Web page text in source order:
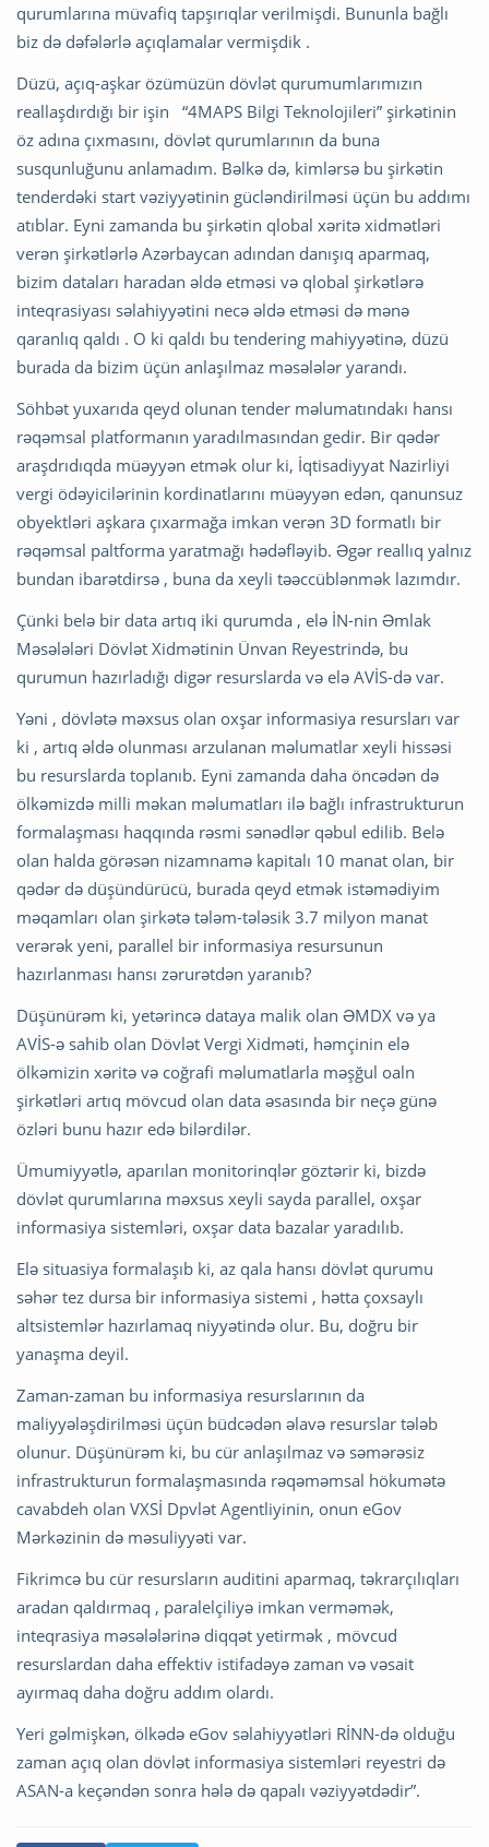
qurumlarına müvafiq tapşırıqlar verilmişdi. Bununla bağlı
biz də dəfələrlə açıqlamalar vermişdik .
Düzü, açıq-aşkar özümüzün dövlət qurumumlarımızın
reallaşdırdığı bir işin “4MAPS Bilgi Teknolojileri” şirkətinin
öz adına çıxmasını, dövlət qurumlarının da buna
susqunluğunu anlamadım. Bəlkə də, kimlərsə bu şirkətin
tenderdəki start vəziyyətinin gücləndirilməsi üçün bu addımı
atıblar. Eyni zamanda bu şirkətin qlobal xəritə xidmətləri
verən şirkətlərlə Azərbaycan adından danışıq aparmaq,
bizim dataları haradan əldə etməsi və qlobal şirkətlərə
inteqrasiyası səlahiyyətini necə əldə etməsi də mənə
qaranlıq qaldı . O ki qaldı bu tendering mahiyyətinə, düzü
burada da bizim üçün anlaşılmaz məsələlər yarandı.
Söhbət yuxarıda qeyd olunan tender məlumatındakı hansı
rəqəmsal platformanın yaradılmasından gedir. Bir qədər
araşdrıdıqda müəyyən etmək olur ki, İqtisadiyyat Nazirliyi
vergi ödəyicilərinin kordinatlarını müəyyən edən, qanunsuz
obyektləri aşkara çıxarmağa imkan verən 3D formatlı bir
rəqəmsal paltforma yaratmağı hədəfləyib. Əgər reallıq yalnız
bundan ibarətdirsə , buna da xeyli təəccüblənmək lazımdır.
Çünki belə bir data artıq iki qurumda , elə İN-nin Əmlak
Məsələləri Dövlət Xidmətinin Ünvan Reyestrində, bu
qurumun hazırladığı digər resurslarda və elə AVİS-də var.
Yəni , dövlətə məxsus olan oxşar informasiya resursları var
ki , artıq əldə olunması arzulanan məlumatlar xeyli hissəsi
bu resurslarda toplanıb. Eyni zamanda daha öncədən də
ölkəmizdə milli məkan məlumatları ilə bağlı infrastrukturun
formalaşması haqqında rəsmi sənədlər qəbul edilib. Belə
olan halda görəsən nizamnamə kapitalı 10 manat olan, bir
qədər də düşündürücü, burada qeyd etmək istəmədiyim
məqamları olan şirkətə tələm-tələsik 3.7 milyon manat
verərək yeni, parallel bir informasiya resursunun
hazırlanması hansı zərurətdən yaranıb?
Düşünürəm ki, yetərincə dataya malik olan ƏMDX və ya
AVİS-ə sahib olan Dövlət Vergi Xidməti, həmçinin elə
ölkəmizin xəritə və coğrafi məlumatlarla məşğul oaln
şirkətləri artıq mövcud olan data əsasında bir neçə günə
özləri bunu hazır edə bilərdilər.
Ümumiyyətlə, aparılan monitorinqlər göztərir ki, bizdə
dövlət qurumlarına məxsus xeyli sayda parallel, oxşar
informasiya sistemləri, oxşar data bazalar yaradılıb.
Elə situasiya formalaşıb ki, az qala hansı dövlət qurumu
səhər tez dursa bir informasiya sistemi , hətta çoxsaylı
altsistemlər hazırlamaq niyyətində olur. Bu, doğru bir
yanaşma deyil.
Zaman-zaman bu informasiya resurslarının da
maliyyələşdirilməsi üçün büdcədən əlavə resurslar tələb
olunur. Düşünürəm ki, bu cür anlaşılmaz və səmərəsiz
infrastrukturun formalaşmasında rəqəməmsal hökumətə
cavabdeh olan VXSİ Dpvlət Agentliyinin, onun eGov
Mərkəzinin də məsuliyyəti var.
Fikrimcə bu cür resursların auditini aparmaq, təkrarçılıqları
aradan qaldırmaq , paralelçiliyə imkan verməmək,
inteqrasiya məsələlərinə diqqət yetirmək , mövcud
resurslardan daha effektiv istifadəyə zaman və vəsait
ayırmaq daha doğru addım olardı.
Yeri gəlmişkən, ölkədə eGov səlahiyyətləri RİNN-də olduğu
zaman açıq olan dövlət informasiya sistemləri reyestri də
ASAN-a keçəndən sonra hələ də qapalı vəziyyətdədir”.